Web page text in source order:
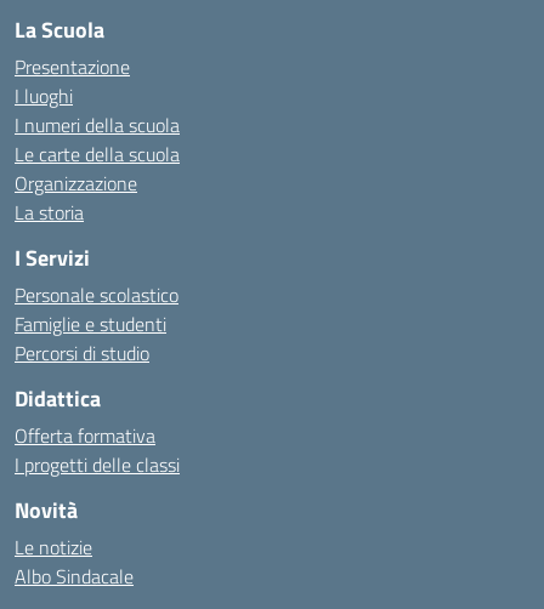
La Scuola
Presentazione
I luoghi
I numeri della scuola
Le carte della scuola
Organizzazione
La storia
I Servizi
Personale scolastico
Famiglie e studenti
Percorsi di studio
Didattica
Offerta formativa
I progetti delle classi
Novità
Le notizie
Albo Sindacale